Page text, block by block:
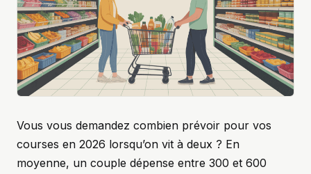
Vous vous demandez combien prévoir pour vos
courses en 2026 lorsqu’on vit à deux ? En
moyenne, un couple dépense entre 300 et 600